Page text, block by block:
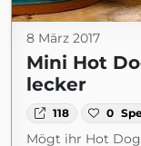
8 März 2017
Mini Hot
lecker
118 0
Mögt ihr Hot